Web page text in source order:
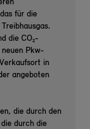
für die
die CO₂-
neuen Pkw-
in
angeboten
die durch den
durch die